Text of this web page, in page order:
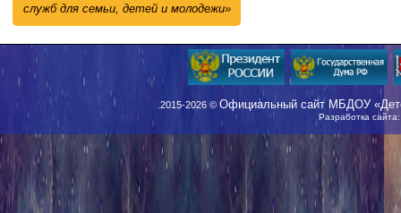
служб для семьи, детей и молодежи»
.2015-2026 © Официальный сайт МБДОУ
Разработка